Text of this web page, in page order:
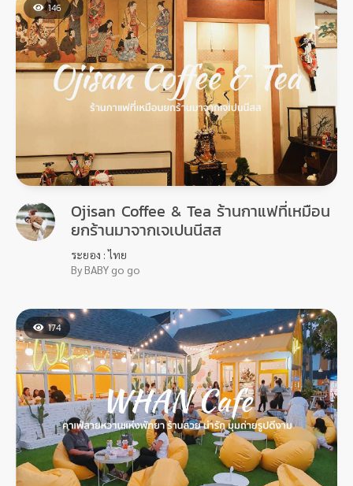
146
Ojisan Coffee & Tea ร้านกาแฟที่เหมือน
ยกร้านมาจากเจเปนนีสส
ระยอง : ไทย
By BABY go go
174